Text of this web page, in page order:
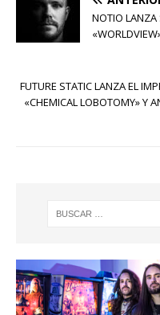
NOTIO LANZA
FUTURE STATIC LANZA EL
«CHEMICAL LOBOTOMY» Y